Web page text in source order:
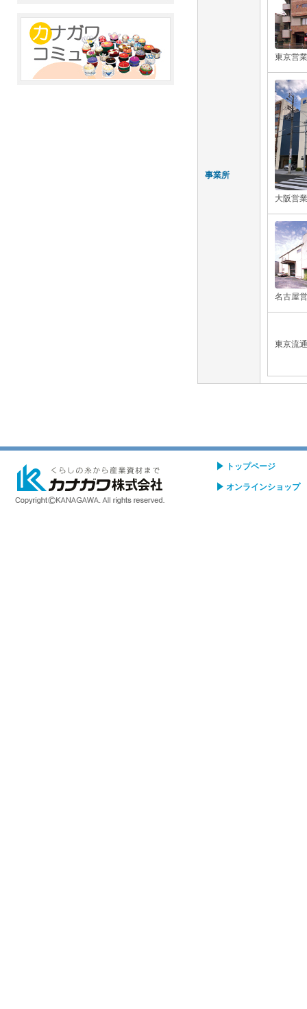
事業所
東京営
大阪営
名古屋
東京流
トップページ
オンラインショップ